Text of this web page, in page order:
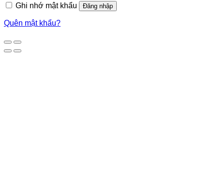
Ghi nhớ mật khẩu Đăng nhập
Quên mật khẩu?